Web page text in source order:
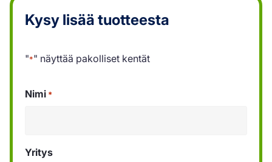
Kysy lisää tuotteesta
"*" näyttää pakolliset kentät
Nimi *
Yritys